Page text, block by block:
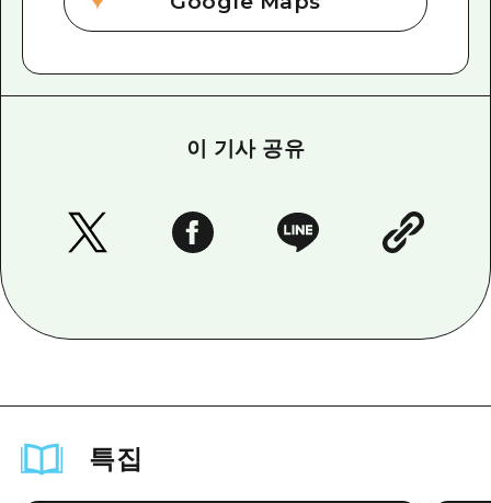
이 기사 공유
특집